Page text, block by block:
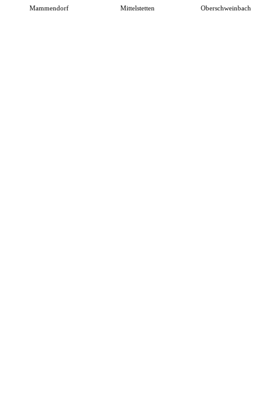
Mammendorf Mittelstetten Oberschweinbach